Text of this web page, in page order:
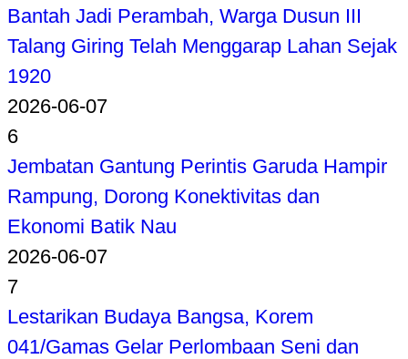
Bantah Jadi Perambah, Warga Dusun III
Talang Giring Telah Menggarap Lahan Sejak
1920
2026-06-07
6
Jembatan Gantung Perintis Garuda Hampir
Rampung, Dorong Konektivitas dan
Ekonomi Batik Nau
2026-06-07
7
Lestarikan Budaya Bangsa, Korem
041/Gamas Gelar Perlombaan Seni dan